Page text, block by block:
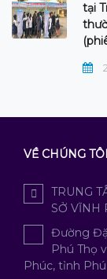
tại
VỀ CHÚNG TÔI
TRUNG
SỞ VĨNH
Đường
Phú Thọ
Phúc, tỉnh Phú